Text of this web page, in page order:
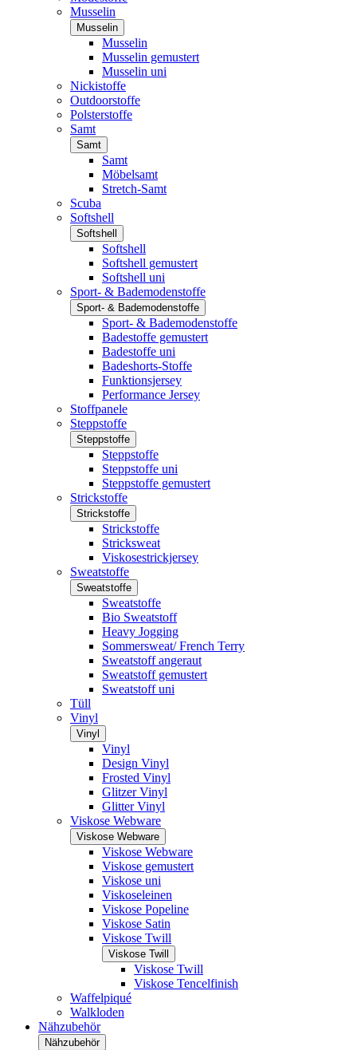
Musselin
Musselin
Musselin
Musselin gemustert
Musselin uni
Nickistoffe
Outdoorstoffe
Polsterstoffe
Samt
Samt
Samt
Möbelsamt
Stretch-Samt
Scuba
Softshell
Softshell
Softshell
Softshell gemustert
Softshell uni
Sport- & Bademodenstoffe
Sport- & Bademodenstoffe
Sport- & Bademodenstoffe
Badestoffe gemustert
Badestoffe uni
Badeshorts-Stoffe
Funktionsjersey
Performance Jersey
Stoffpanele
Steppstoffe
Steppstoffe
Steppstoffe
Steppstoffe uni
Steppstoffe gemustert
Strickstoffe
Strickstoffe
Strickstoffe
Stricksweat
Viskosestrickjersey
Sweatstoffe
Sweatstoffe
Sweatstoffe
Bio Sweatstoff
Heavy Jogging
Sommersweat/ French Terry
Sweatstoff angeraut
Sweatstoff gemustert
Sweatstoff uni
Tüll
Vinyl
Vinyl
Vinyl
Design Vinyl
Frosted Vinyl
Glitzer Vinyl
Glitter Vinyl
Viskose Webware
Viskose Webware
Viskose Webware
Viskose gemustert
Viskose uni
Viskoseleinen
Viskose Popeline
Viskose Satin
Viskose Twill
Viskose Twill
Viskose Twill
Viskose Tencelfinish
Waffelpiqué
Walkloden
Nähzubehör
Nähzubehör